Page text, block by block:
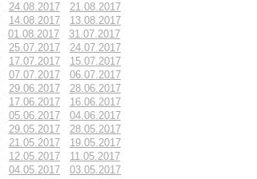
24.08.2017
21.08.2017
14.08.2017
13.08.2017
01.08.2017
31.07.2017
25.07.2017
24.07.2017
17.07.2017
15.07.2017
07.07.2017
06.07.2017
29.06.2017
28.06.2017
17.06.2017
16.06.2017
05.06.2017
04.06.2017
29.05.2017
28.05.2017
21.05.2017
19.05.2017
12.05.2017
11.05.2017
04.05.2017
03.05.2017